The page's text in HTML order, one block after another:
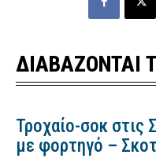
ΔΙΑΒΑΖΟΝΤΑΙ
Τροχαίο-σοκ στις
με φορτηγό –